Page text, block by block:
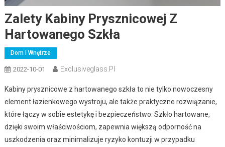
Zalety Kabiny Prysznicowej Z
Hartowanego Szkła
Dom I Wnętrze
2022-10-01 Exclusiveglass.pl
Kabiny prysznicowe z hartowanego szkła to nie tylko nowoczesny
element łazienkowego wystroju, ale także praktyczne rozwiązanie,
które łączy w sobie estetykę i bezpieczeństwo. Szkło hartowane,
dzięki swoim właściwościom, zapewnia większą odporność na
uszkodzenia oraz minimalizuje ryzyko kontuzji w przypadku